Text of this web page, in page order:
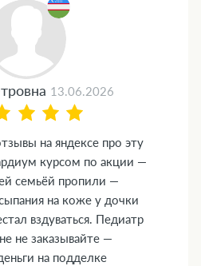
13.06.2026
на яндексе про эту
курсом по акции —
семьёй пропили —
на коже у дочки
вздуваться. Педиатр
не заказывайте —
на подделке